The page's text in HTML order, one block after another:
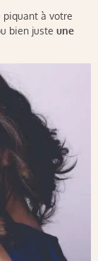
piquant à votre
bien juste une